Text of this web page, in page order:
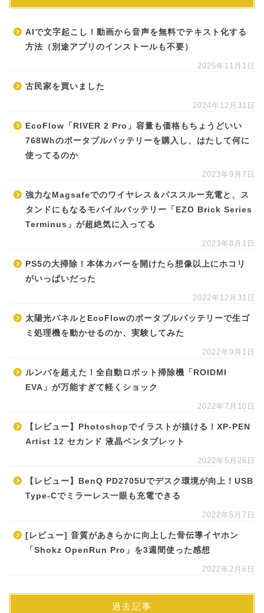
AIで文字起こし！動画から音声を無料でテキスト化する
方法（別途アプリのインストールも不要）
2025年11月1日
古民家を買いました
2024年12月31日
EcoFlow「RIVER 2 Pro」容量も価格もちょうどいい
768Whのポータブルバッテリーを購入し、はたして何に
使ってるのか
2023年9月7日
強力なMagsafeでのワイヤレス＆パススルー充電と、ス
タンドにもなるモバイルバッテリー「EZO Brick Series
Terminus」が超絶気に入ってる
2023年8月1日
PS5の大掃除！本体カバーを開けたら想像以上にホコリ
がいっぱいだった
2022年12月31日
太陽光パネルとEcoFlowのポータブルバッテリーで生ゴ
ミ処理機を動かせるのか、実験してみた
2022年9月1日
ルンバを超えた！全自動ロボット掃除機「ROIDMI
EVA」が万能すぎて軽くショック
2022年7月10日
【レビュー】Photoshopでイラストが描ける！XP-PEN
Artist 12 セカンド 液晶ペンタブレット
2022年5月26日
【レビュー】BenQ PD2705Uでデスク環境が向上！USB
Type-Cでミラーレス一眼も充電できる
2022年5月7日
[レビュー] 音質があきらかに向上した骨伝導イヤホン
「Shokz OpenRun Pro」を3週間使った感想
2022年2月6日
過去記事